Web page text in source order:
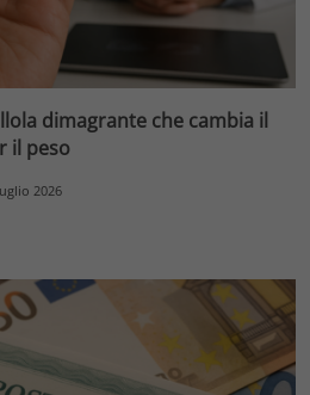
dimagrante che cambia il
il peso
2026